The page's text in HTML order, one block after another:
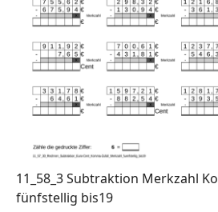
11_58_3 Subtraktion Merkzahl
fünfstellig bis19